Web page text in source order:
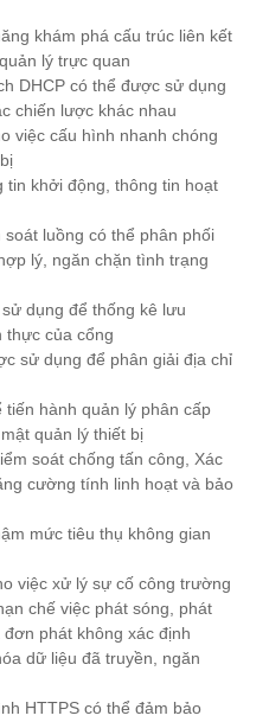
khám phá cấu trúc liên kết
lý trực quan
DHCP có thể được sử dụng
chiến lược khác nhau
việc cấu hình nhanh chóng
tin khởi động, thông tin hoạt
luồng có thể phân phối
lý, ngăn chặn tình trạng
dụng để thống kê lưu
thực của cổng
sử dụng để phân giải địa chỉ
hành quản lý phân cấp
quản lý thiết bị
soát chống tấn công, Xác
cường tính linh hoạt và bảo
mức tiêu thụ không gian
việc xử lý sự cố công trường
chế việc phát sóng, phát
phát không xác định
dữ liệu đã truyền, ngăn
HTTPS có thể đảm bảo